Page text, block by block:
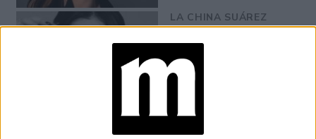
LA CHINA SUÁREZ
MARCA TENDENCIA
CON UN
ARRIESGADO CUT
OUT
CHINA SUÁREZ